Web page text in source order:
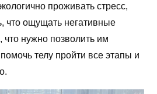
проживать стресс,
что ощущать негативные
что нужно позволить им
телу пройти все этапы и